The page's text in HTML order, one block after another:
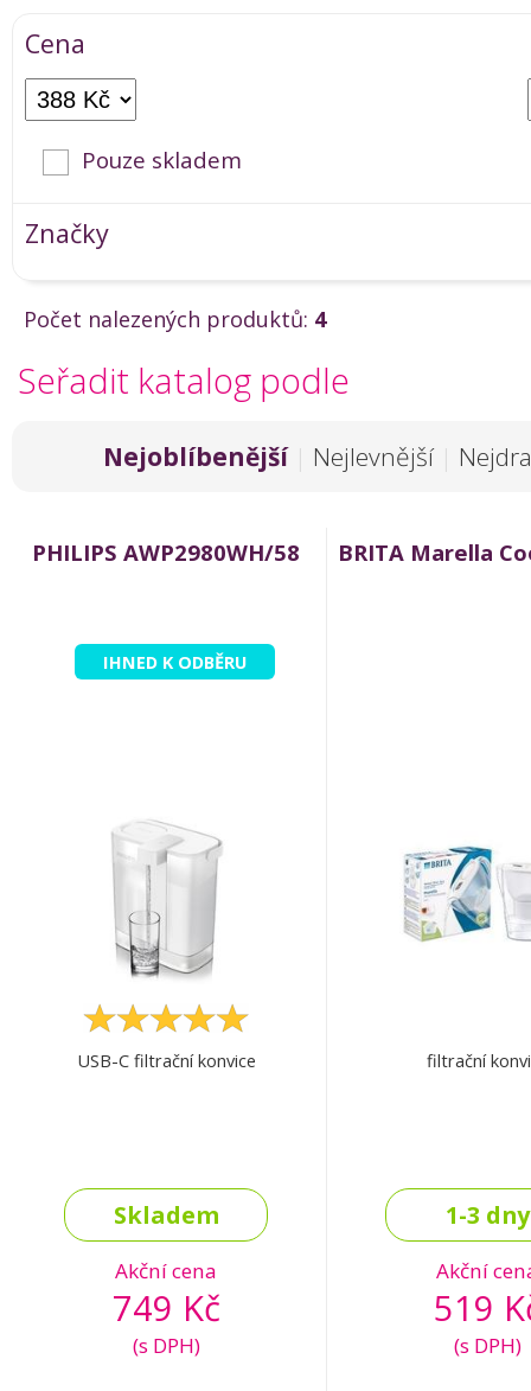
Cena
Pouze skladem
Značky
Počet nalezených produktů: 4
Seřadit katalog podle
Nejoblíbenější | Nejlevnější |
PHILIPS AWP2980WH/58
IHNED K ODBĚRU
USB-C filtrační konvice
Skladem
Akční cena
749 Kč
(s DPH)
BRITA Marella
filtrační
1-3 dny
Akční
519
(s DPH)